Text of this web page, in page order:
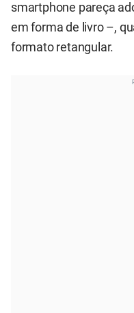
smartphone pareça
em forma de livro –,
formato retangular.